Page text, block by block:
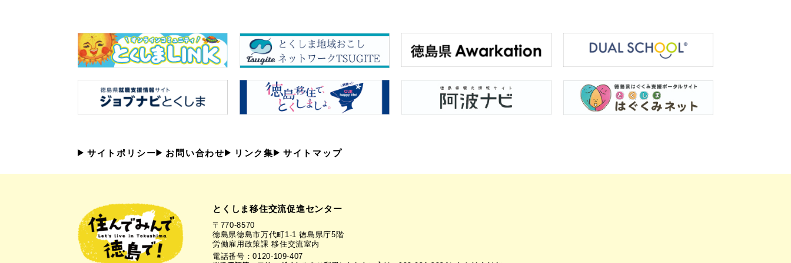
サイトポリシー お問い合わせ リンク集 サイトマップ
とくしま移住交流促進センター
〒770-8570
徳島県徳島市万代町1-1 徳島県庁5階
労働雇用政策課 移住交流室内
電話番号：0120-109-407